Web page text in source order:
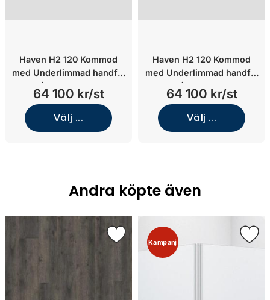
Haven H2 120 Kommod
med Underlimmad handfat
(Smoked Oak
Wood/Glanshammar
Silk/Underlimmat matt
sand porslin)
64 100 kr/st
Välj ...
Haven H2 120 Kommod
med Underlimmad handfat
(Light Ash
Wood/Glanshammar
Silk/Underlimmat matt vit
porslin)
64 100 kr/st
Välj ...
Andra köpte även
Kampanj